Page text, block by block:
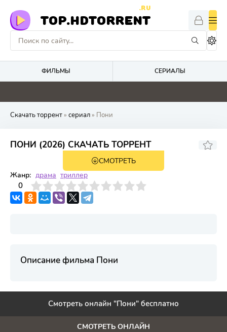
TOP.HDTORRENT
.RU
ФИЛЬМЫ СЕРИАЛЫ
4.8 0 0 0
Скачать торрент» сериал» Пони
ПОНИ (2026) СКАЧАТЬ ТОРРЕНТ
1 сезон 8 серияСМОТРЕТЬ
Жанр: драма триллер
0
4 6 7 8 9 10
Описание фильма Пони
Смотреть онлайн "Пони" бесплатно
СМОТРЕТЬ ОНЛАЙН